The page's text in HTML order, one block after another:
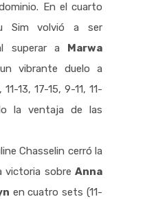
En el cuarto
Sim volvió a ser
superar a Marwa
vibrante duelo a
13, 17-15, 9-11, 11-
la ventaja de las
Chasselin cerró la
victoria sobre Anna
en cuatro sets (11-